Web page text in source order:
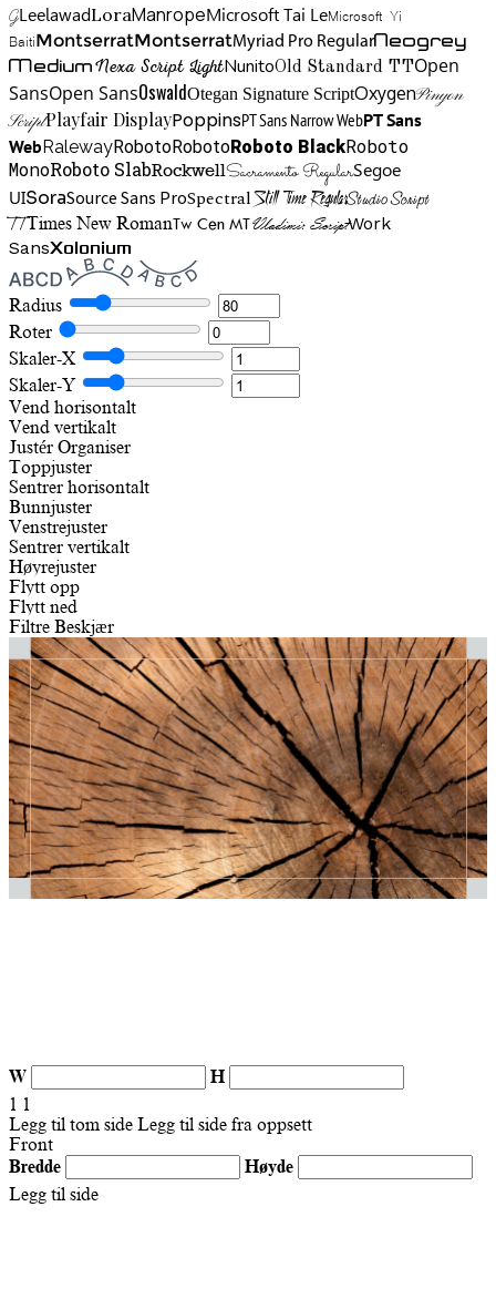
GLeelawadLoraManropeMicrosoft Tai LeMicrosoft Yi
BaitiMontserratMontserratMyriad Pro RegularNeogrey
MediumNexa Script LightNunitoOld Standard TTOpen
SansOpen SansOswaldOtegan Signature ScriptOxygenPinyon
ScriptPlayfair DisplayPoppinsPT Sans Narrow WebPT Sans
WebRalewayRobotoRobotoRoboto BlackRoboto
MonoRoboto SlabRockwellSacramento RegularSegoe
UISoraSource Sans ProSpectralStill Time RegularStudio Script
TTTimes New RomanTw Cen MTVladimir ScriptWork
SansXolonium
Radius
Roter
Skaler-X
Skaler-Y
Vend horisontalt
Vend vertikalt
Justér Organiser
Toppjuster
Sentrer horisontalt
Bunnjuster
Venstrejuster
Sentrer vertikalt
Høyrejuster
Flytt opp
Flytt ned
Filtre Beskjær
W
H
1 1
Legg til tom side Legg til side fra oppsett
Front
Bredde
Høyde
Legg til side